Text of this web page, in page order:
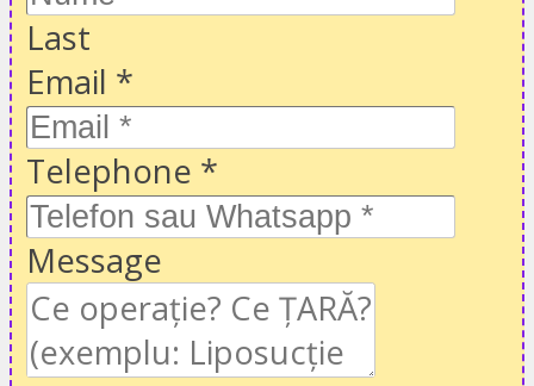
Last
Email *
Telephone *
Message